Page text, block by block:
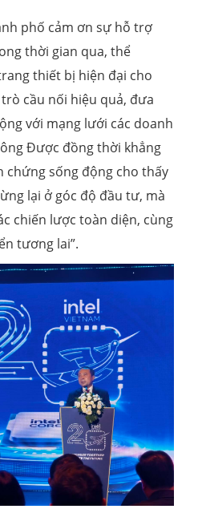
phố cảm ơn sự hỗ trợ
thời gian qua, thể
thiết bị hiện đại cho
cầu nối hiệu quả, đưa
với mạng lưới các doanh
Được đồng thời khẳng
chứng sống động cho thấy
lại ở góc độ đầu tư, mà
chiến lược toàn diện, cùng
tương lai”.